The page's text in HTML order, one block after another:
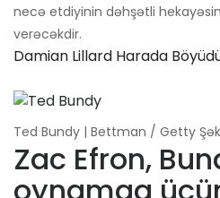
necə etdiyinin dəhşətli
verəcəkdir.
Damian Lillard Harada
Ted Bundy | Bettman / Getty
Zac Efron,